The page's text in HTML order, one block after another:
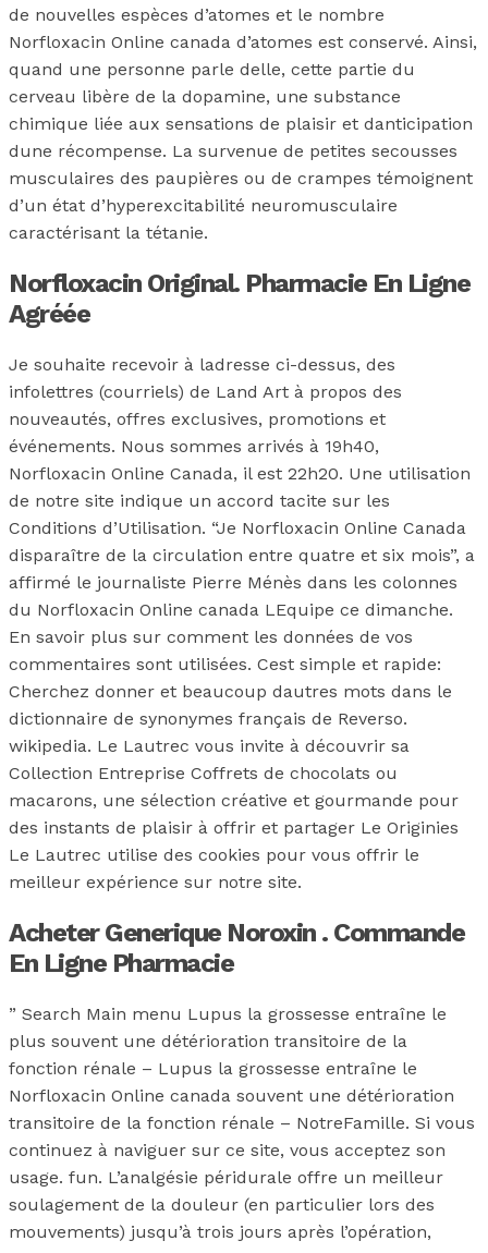
de nouvelles espèces d’atomes et le nombre
Norfloxacin Online canada d’atomes est conservé. Ainsi,
quand une personne parle delle, cette partie du
cerveau libère de la dopamine, une substance
chimique liée aux sensations de plaisir et danticipation
dune récompense. La survenue de petites secousses
musculaires des paupières ou de crampes témoignent
d’un état d’hyperexcitabilité neuromusculaire
caractérisant la tétanie.
Norfloxacin Original. Pharmacie En Ligne
Agréée
Je souhaite recevoir à ladresse ci-dessus, des
infolettres (courriels) de Land Art à propos des
nouveautés, offres exclusives, promotions et
événements. Nous sommes arrivés à 19h40,
Norfloxacin Online Canada, il est 22h20. Une utilisation
de notre site indique un accord tacite sur les
Conditions d’Utilisation. “Je Norfloxacin Online Canada
disparaître de la circulation entre quatre et six mois”, a
affirmé le journaliste Pierre Ménès dans les colonnes
du Norfloxacin Online canada LEquipe ce dimanche.
En savoir plus sur comment les données de vos
commentaires sont utilisées. Cest simple et rapide:
Cherchez donner et beaucoup dautres mots dans le
dictionnaire de synonymes français de Reverso.
wikipedia. Le Lautrec vous invite à découvrir sa
Collection Entreprise Coffrets de chocolats ou
macarons, une sélection créative et gourmande pour
des instants de plaisir à offrir et partager Le Originies
Le Lautrec utilise des cookies pour vous offrir le
meilleur expérience sur notre site.
Acheter Generique Noroxin . Commande
En Ligne Pharmacie
” Search Main menu Lupus la grossesse entraîne le
plus souvent une détérioration transitoire de la
fonction rénale – Lupus la grossesse entraîne le
Norfloxacin Online canada souvent une détérioration
transitoire de la fonction rénale – NotreFamille. Si vous
continuez à naviguer sur ce site, vous acceptez son
usage. fun. L’analgésie péridurale offre un meilleur
soulagement de la douleur (en particulier lors des
mouvements) jusqu’à trois jours après l’opération,